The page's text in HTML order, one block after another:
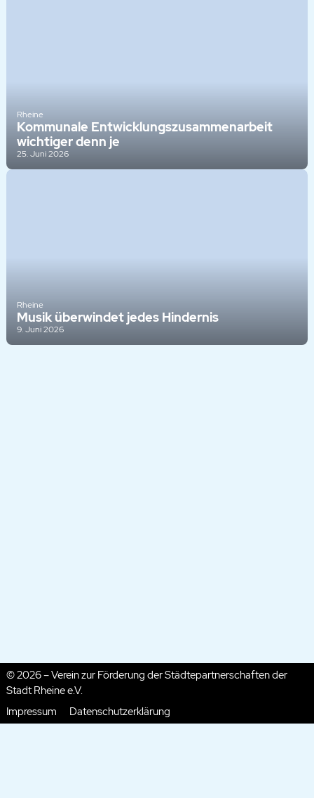
Rheine
Kommunale Entwicklungszusammenarbeit
wichtiger denn je
25. Juni 2026
Rheine
Musik überwindet jedes Hindernis
9. Juni 2026
© 2026 – Verein zur Förderung der Städtepartnerschaften der
Stadt Rheine e.V.
Impressum
Datenschutzerklärung